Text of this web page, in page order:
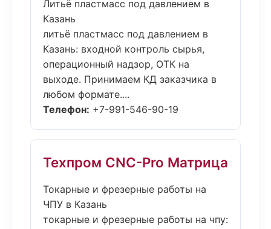
Литьё пластмасс под давлением в
Казань
литьё пластмасс под давлением в
Казань: входной контроль сырья,
операционный надзор, ОТК на
выходе. Принимаем КД заказчика в
любом формате....
Телефон: +7-991-546-90-19
Техпром CNC-Pro Матрица
Токарные и фрезерные работы на
ЧПУ в Казань
токарные и фрезерные работы на чпу: